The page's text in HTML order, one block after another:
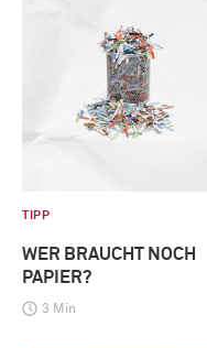
TIPP
WER BRAUCHT NOCH
PAPIER?
3 Min